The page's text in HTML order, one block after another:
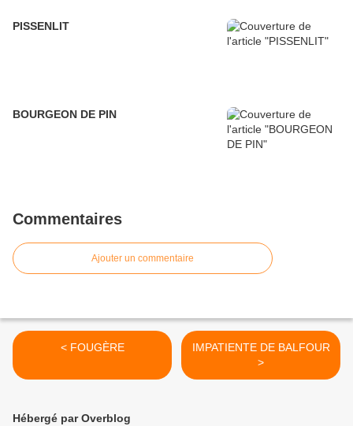
PISSENLIT
BOURGEON DE PIN
Commentaires
Ajouter un commentaire
< FOUGÈRE
IMPATIENTE DE BALFOUR
>
Hébergé par Overblog